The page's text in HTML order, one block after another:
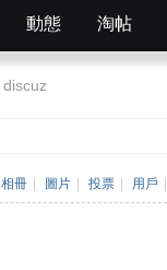
動態 淘帖
discuz
相冊 圖片 投票 用戶